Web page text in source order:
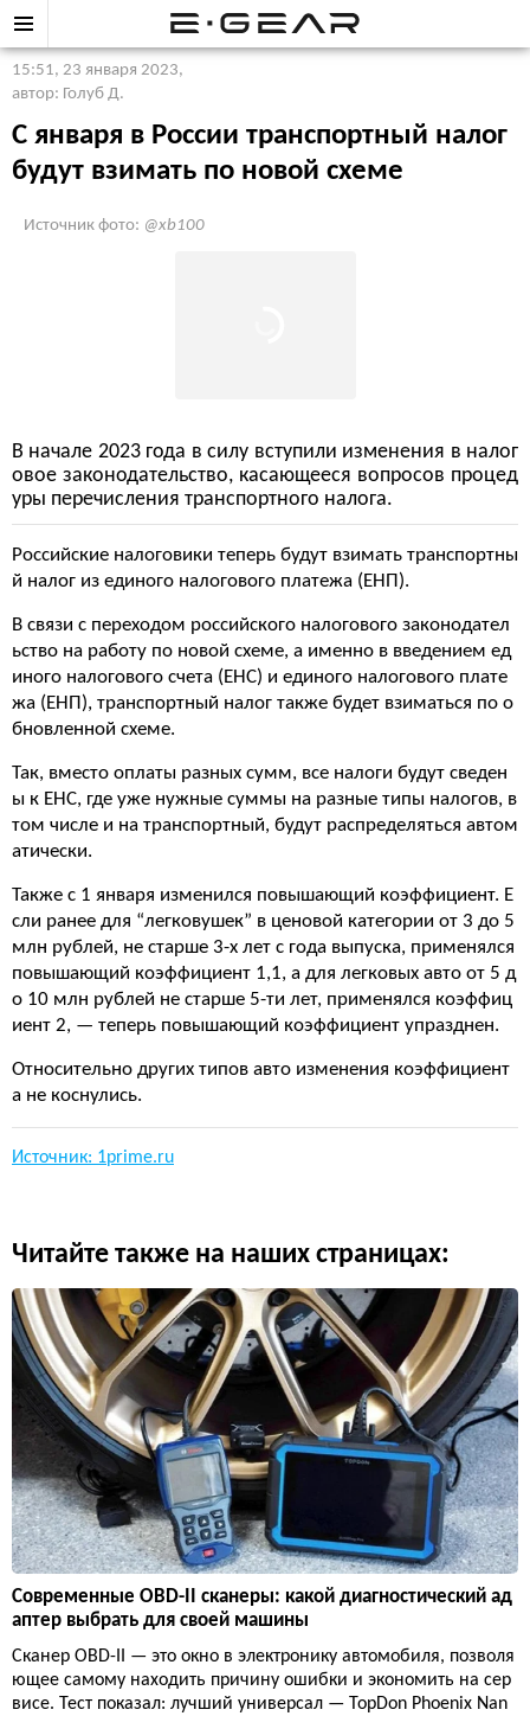
15:51, 23 января 2023,
автор: Голуб Д.
С января в России транспортный налог
будут взимать по новой схеме
Источник фото: @xb100
В начале 2023 года в силу вступили изменения в налог
овое законодательство, касающееся вопросов процед
уры перечисления транспортного налога.
Российские налоговики теперь будут взимать транспортны
й налог из единого налогового платежа (ЕНП).
В связи с переходом российского налогового законодател
ьство на работу по новой схеме, а именно в введением ед
иного налогового счета (ЕНС) и единого налогового плате
жа (ЕНП), транспортный налог также будет взиматься по о
бновленной схеме.
Так, вместо оплаты разных сумм, все налоги будут сведен
ы к ЕНС, где уже нужные суммы на разные типы налогов, в
том числе и на транспортный, будут распределяться автом
атически.
Также с 1 января изменился повышающий коэффициент. Е
сли ранее для “легковушек” в ценовой категории от 3 до 5
млн рублей, не старше 3-х лет с года выпуска, применялся
повышающий коэффициент 1,1, а для легковых авто от 5 д
о 10 млн рублей не старше 5-ти лет, применялся коэффиц
иент 2, — теперь повышающий коэффициент упразднен.
Относительно других типов авто изменения коэффициент
а не коснулись.
Источник: 1prime.ru
Читайте также на наших страницах:
Современные OBD-II сканеры: какой диагностический ад
аптер выбрать для своей машины
Сканер OBD-II — это окно в электронику автомобиля, позволя
ющее самому находить причину ошибки и экономить на сер
висе. Тест показал: лучший универсал — TopDon Phoenix Nan